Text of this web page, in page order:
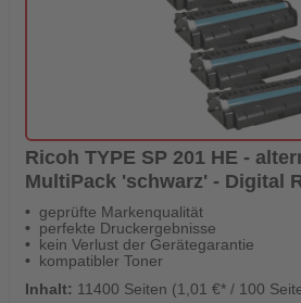
Ricoh TYPE SP 201 HE -
MultiPack 'schwarz' - Digital
geprüfte Markenqualität
perfekte Druckergebnisse
kein Verlust der Gerätegarantie
kompatibler Toner
Inhalt: 11400 Seiten (1,01 €* / 100